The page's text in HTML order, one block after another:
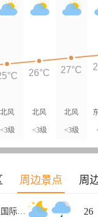
北风
<3级
北风
<3级
北风
<3级
26°C 27°C
周边景点 周
张裕爱斐堡国际酒庄 26